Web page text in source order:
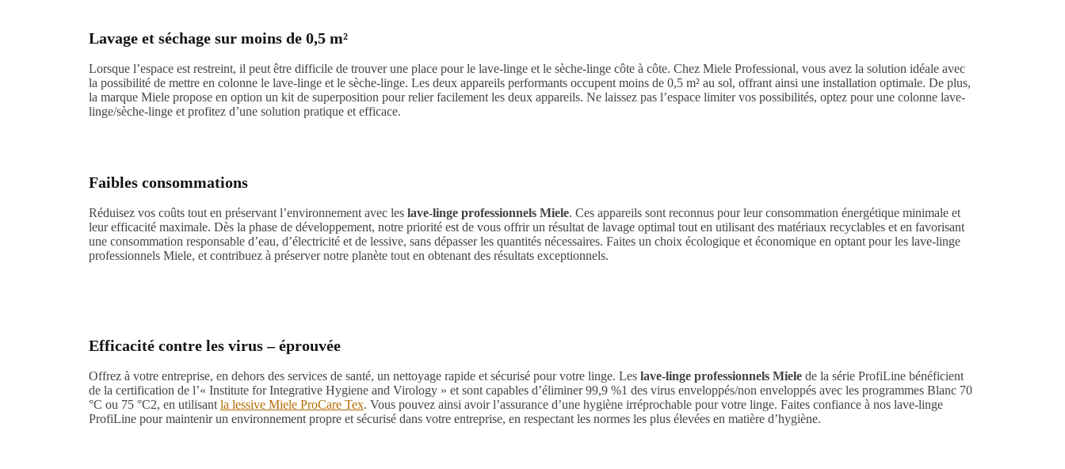
Lavage et séchage sur moins de 0,5 m²
Lorsque l’espace est restreint, il peut être difficile de trouver une place pour le lave-linge et le sèche-linge côte à côte. Chez Miele Professional, vous avez la solution idéale avec
la possibilité de mettre en colonne le lave-linge et le sèche-linge. Les deux appareils performants occupent moins de 0,5 m² au sol, offrant ainsi une installation optimale. De plus,
la marque Miele propose en option un kit de superposition pour relier facilement les deux appareils. Ne laissez pas l’espace limiter vos possibilités, optez pour une colonne lave-
linge/sèche-linge et profitez d’une solution pratique et efficace.
Faibles consommations
Réduisez vos coûts tout en préservant l’environnement avec les lave-linge professionnels Miele. Ces appareils sont reconnus pour leur consommation énergétique minimale et
leur efficacité maximale. Dès la phase de développement, notre priorité est de vous offrir un résultat de lavage optimal tout en utilisant des matériaux recyclables et en favorisant
une consommation responsable d’eau, d’électricité et de lessive, sans dépasser les quantités nécessaires. Faites un choix écologique et économique en optant pour les lave-linge
professionnels Miele, et contribuez à préserver notre planète tout en obtenant des résultats exceptionnels.
Efficacité contre les virus – éprouvée
Offrez à votre entreprise, en dehors des services de santé, un nettoyage rapide et sécurisé pour votre linge. Les lave-linge professionnels Miele de la série ProfiLine bénéficient
de la certification de l’« Institute for Integrative Hygiene and Virology » et sont capables d’éliminer 99,9 %1 des virus enveloppés/non enveloppés avec les programmes Blanc 70
°C ou 75 °C2, en utilisant la lessive Miele ProCare Tex. Vous pouvez ainsi avoir l’assurance d’une hygiène irréprochable pour votre linge. Faites confiance à nos lave-linge
ProfiLine pour maintenir un environnement propre et sécurisé dans votre entreprise, en respectant les normes les plus élevées en matière d’hygiène.